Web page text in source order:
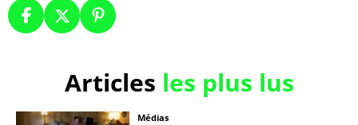
Articles les plus lus
Médias